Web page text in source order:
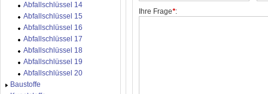
Ihre Frage*:
Abfallschlüssel 14
Abfallschlüssel 15
Abfallschlüssel 16
Abfallschlüssel 17
Abfallschlüssel 18
Abfallschlüssel 19
Abfallschlüssel 20
Baustoffe